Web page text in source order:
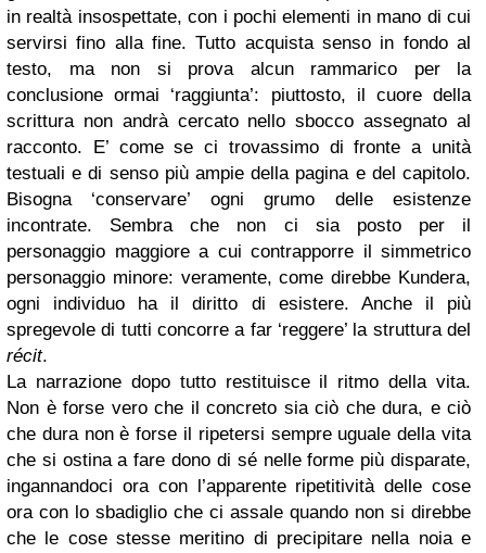
in realtà insospettate, con i pochi elementi in mano di cui
servirsi fino alla fine. Tutto acquista senso in fondo al
testo, ma non si prova alcun rammarico per la
conclusione ormai ‘raggiunta’: piuttosto, il cuore della
scrittura non andrà cercato nello sbocco assegnato al
racconto. E’ come se ci trovassimo di fronte a unità
testuali e di senso più ampie della pagina e del capitolo.
Bisogna ‘conservare’ ogni grumo delle esistenze
incontrate. Sembra che non ci sia posto per il
personaggio maggiore a cui contrapporre il simmetrico
personaggio minore: veramente, come direbbe Kundera,
ogni individuo ha il diritto di esistere. Anche il più
spregevole di tutti concorre a far ‘reggere’ la struttura del
récit.
La narrazione dopo tutto restituisce il ritmo della vita.
Non è forse vero che il concreto sia ciò che dura, e ciò
che dura non è forse il ripetersi sempre uguale della vita
che si ostina a fare dono di sé nelle forme più disparate,
ingannandoci ora con l’apparente ripetitività delle cose
ora con lo sbadiglio che ci assale quando non si direbbe
che le cose stesse meritino di precipitare nella noia e